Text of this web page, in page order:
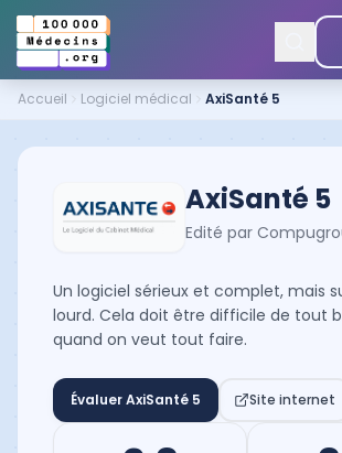
Accueil Logiciel médical AxiSanté 5
AxiSanté 5
Edité par
Un logiciel sérieux et complet, mais
lourd. Cela doit être difficile de tout
quand on veut tout faire.
ÉvaluerAxiSanté 5 Site internet